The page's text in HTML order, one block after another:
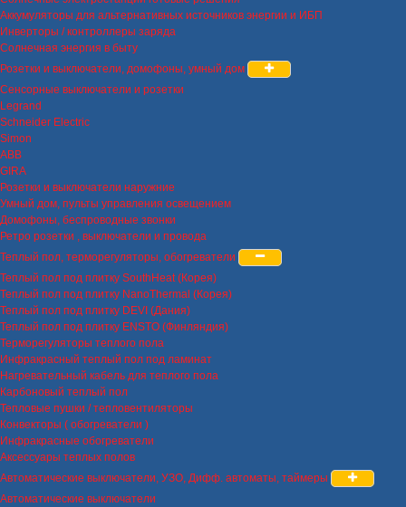
Аккумуляторы для альтернативных источников энергии и ИБП
Инверторы / контроллеры заряда
Солнечная энергия в быту
Розетки и выключатели, домофоны, умный дом
Сенсорные выключатели и розетки
Legrand
Schneider Electric
Simon
ABB
GIRA
Розетки и выключатели наружние
Умный дом, пульты управления освещением
Домофоны, беспроводные звонки
Ретро розетки , выключатели и провода
Теплый пол, терморегуляторы, обогреватели
Теплый пол под плитку SouthHeat (Корея)
Теплый пол под плитку NanoThermal (Корея)
Теплый пол под плитку DEVI (Дания)
Теплый пол под плитку ENSTO (Финляндия)
Терморегуляторы теплого пола
Инфракрасный теплый пол под ламинат
Нагревательный кабель для теплого пола
Карбоновый теплый пол
Тепловые пушки / тепловентиляторы
Конвекторы ( обогреватели )
Инфракрасные обогреватели
Аксессуары теплых полов
Автоматические выключатели, УЗО, Дифф. автоматы, таймеры
Автоматические выключатели